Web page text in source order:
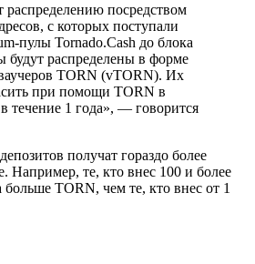
посредством
с которых поступали
пулы Tornado.Cash до блока
будут распределены в форме
TORN (vTORN). Их
при помощи TORN в
течение 1 года», — говорится
получат гораздо более
Например, те, кто внес 100 и более
больше TORN, чем те, кто внес от 1